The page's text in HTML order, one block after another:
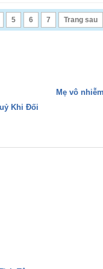
5 6 7 Trang sau
Khi Đối
Mẹ vô